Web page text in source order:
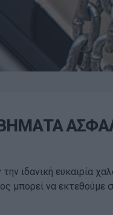
την ιδανική ευκαιρία
μπορεί να εκτεθούμε